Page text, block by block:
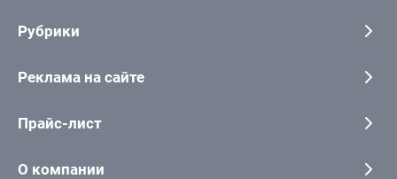
Рубрики
Реклама на сайте
Прайс-лист
О компании